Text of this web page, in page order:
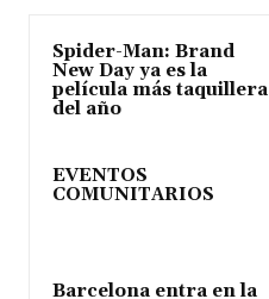
Spider-Man: Brand
New Day ya es la
película más taquillera
del año
EVENTOS
COMUNITARIOS
Barcelona entra en la